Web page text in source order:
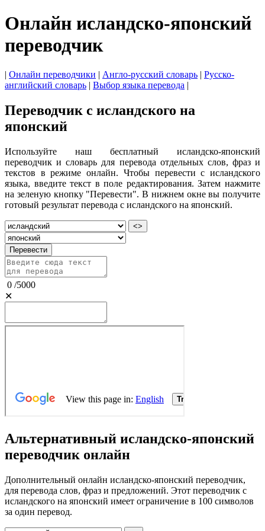
Онлайн исландско-японский
переводчик
| Онлайн переводчики | Англо-русский словарь | Русско-
английский словарь | Выбор языка перевода |
Переводчик с исландского на
японский
Используйте наш бесплатный исландско-японский
переводчик и словарь для перевода отдельных слов, фраз и
текстов в режиме онлайн. Чтобы перевести с исландского
языка, введите текст в поле редактирования. Затем нажмите
на зеленую кнопку "Перевести". В нижнем окне вы получите
готовый результат перевода с исландского на японский.
<>
Перевести
0 /5000
✕
Альтернативный исландско-японский
переводчик онлайн
Дополнительный онлайн исландско-японский переводчик,
для перевода слов, фраз и предложений. Этот переводчик с
исландского на японский имеет ограничение в 100 символов
за один перевод.